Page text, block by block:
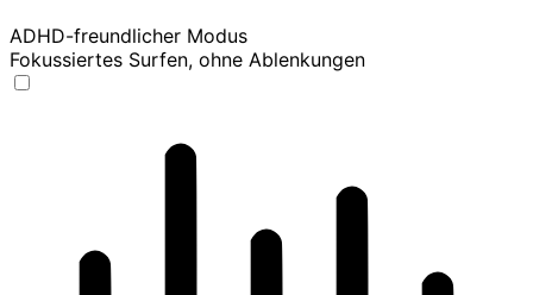
ADHD-freundlicher Modus
Fokussiertes Surfen, ohne Ablenkungen